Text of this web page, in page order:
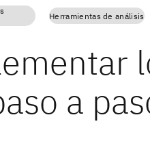
Herramientas de análisis
a